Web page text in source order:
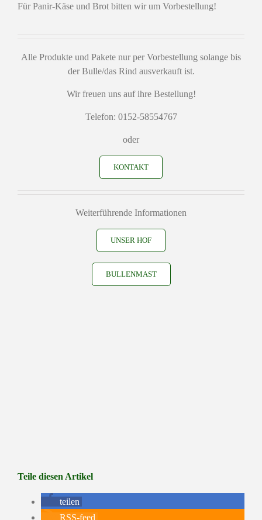
Für Panir-Käse und Brot bitten wir um Vorbestellung!
Alle Produkte und Pakete nur per Vorbestellung solange bis
der Bulle/das Rind ausverkauft ist.
Wir freuen uns auf ihre Bestellung!
Telefon: 0152-58554767
oder
KONTAKT
Weiterführende Informationen
UNSER HOF
BULLENMAST
Teile diesen Artikel
teilen
RSS-feed